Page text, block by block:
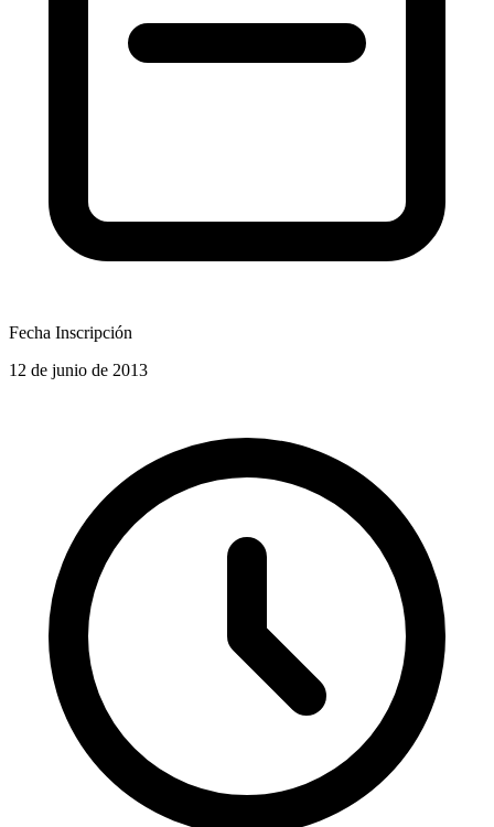
Fecha Inscripción
12 de junio de 2013